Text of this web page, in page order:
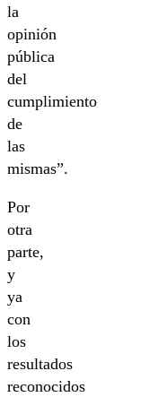
la
opinión
pública
del
cumplimiento
de
las
mismas”.
Por
otra
parte,
y
ya
con
los
resultados
reconocidos